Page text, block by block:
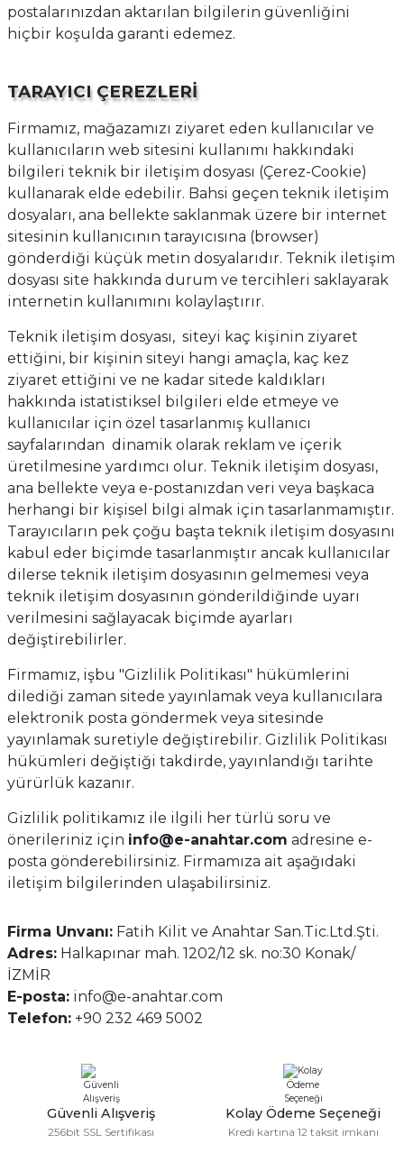
postalarınızdan aktarılan bilgilerin güvenliğini
hiçbir koşulda garanti edemez.
TARAYICI ÇEREZLERİ
Firmamız, mağazamızı ziyaret eden kullanıcılar ve
kullanıcıların web sitesini kullanımı hakkındaki
bilgileri teknik bir iletişim dosyası (Çerez-Cookie)
kullanarak elde edebilir. Bahsi geçen teknik iletişim
dosyaları, ana bellekte saklanmak üzere bir internet
sitesinin kullanıcının tarayıcısına (browser)
gönderdiği küçük metin dosyalarıdır. Teknik iletişim
dosyası site hakkında durum ve tercihleri saklayarak
internetin kullanımını kolaylaştırır.
Teknik iletişim dosyası, siteyi kaç kişinin ziyaret
ettiğini, bir kişinin siteyi hangi amaçla, kaç kez
ziyaret ettiğini ve ne kadar sitede kaldıkları
hakkında istatistiksel bilgileri elde etmeye ve
kullanıcılar için özel tasarlanmış kullanıcı
sayfalarından dinamik olarak reklam ve içerik
üretilmesine yardımcı olur. Teknik iletişim dosyası,
ana bellekte veya e-postanızdan veri veya başkaca
herhangi bir kişisel bilgi almak için tasarlanmamıştır.
Tarayıcıların pek çoğu başta teknik iletişim dosyasını
kabul eder biçimde tasarlanmıştır ancak kullanıcılar
dilerse teknik iletişim dosyasının gelmemesi veya
teknik iletişim dosyasının gönderildiğinde uyarı
verilmesini sağlayacak biçimde ayarları
değiştirebilirler.
Firmamız, işbu "Gizlilik Politikası" hükümlerini
dilediği zaman sitede yayınlamak veya kullanıcılara
elektronik posta göndermek veya sitesinde
yayınlamak suretiyle değiştirebilir. Gizlilik Politikası
hükümleri değiştiği takdirde, yayınlandığı tarihte
yürürlük kazanır.
Gizlilik politikamız ile ilgili her türlü soru ve
önerileriniz için info@e-anahtar.com adresine e-
posta gönderebilirsiniz. Firmamıza ait aşağıdaki
iletişim bilgilerinden ulaşabilirsiniz.
Firma Unvanı: Fatih Kilit ve Anahtar San.Tic.Ltd.Şti.
Adres: Halkapınar mah. 1202/12 sk. no:30 Konak/
İZMİR
E-posta: info@e-anahtar.com
Telefon: +90 232 469 5002
Güvenli Alışveriş
256bit SSL Sertifikası
Kolay Ödeme Seçeneği
Kredi kartına 12 taksit imkanı